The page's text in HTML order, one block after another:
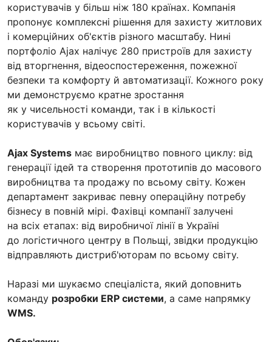
користувачів у більш ніж 180 країнах. Компанія
пропонує комплексні рішення для захисту житлових
і комерційних об'єктів різного масштабу. Нині
портфоліо Ajax налічує 280 пристроїв для захисту
від вторгнення, відеоспостереження, пожежної
безпеки та комфорту й автоматизації. Кожного року
ми демонструємо кратне зростання
як у чисельності команди, так і в кількості
користувачів у всьому світі.
Ajax Systems має виробництво повного циклу: від
генерації ідей та створення прототипів до масового
виробництва та продажу по всьому світу. Кожен
департамент закриває певну операційну потребу
бізнесу в повній мірі. Фахівці компанії залучені
на всіх етапах: від виробничої лінії в Україні
до логістичного центру в Польщі, звідки продукцію
відправляють дистриб'юторам по всьому світу.
Наразі ми шукаємо спеціаліста, який доповнить
команду розробки ERP системи, а саме напрямку
WMS.